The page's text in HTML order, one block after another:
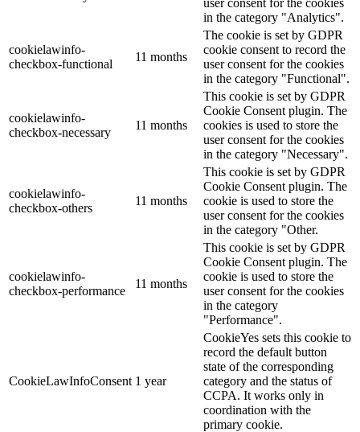
in the category "Analytics".
cookielawinfo-
checkbox-functional
11 months
The cookie is set by GDPR
cookie consent to record the
user consent for the cookies
in the category "Functional".
cookielawinfo-
checkbox-necessary
11 months
This cookie is set by GDPR
Cookie Consent plugin. The
cookies is used to store the
user consent for the cookies
in the category "Necessary".
cookielawinfo-
checkbox-others
11 months
This cookie is set by GDPR
Cookie Consent plugin. The
cookie is used to store the
user consent for the cookies
in the category "Other.
cookielawinfo-
checkbox-performance
11 months
This cookie is set by GDPR
Cookie Consent plugin. The
cookie is used to store the
user consent for the cookies
in the category
"Performance".
CookieLawInfoConsent 1 year
CookieYes sets this cookie to
record the default button
state of the corresponding
category and the status of
CCPA. It works only in
coordination with the
primary cookie.